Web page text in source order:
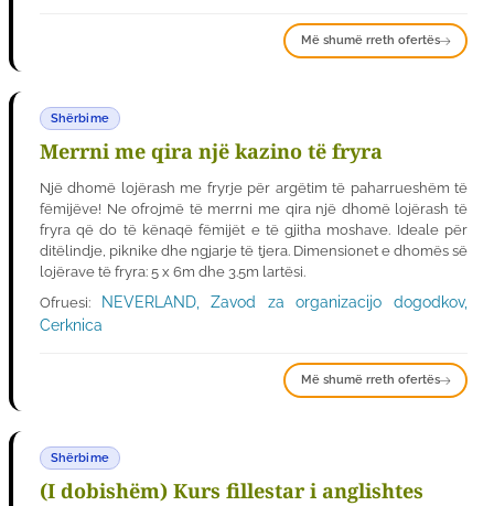
Më shumë rreth ofertës
Shërbime
Merrni me qira një kazino të fryra
Një dhomë lojërash me fryrje për argëtim të paharrueshëm të
fëmijëve! Ne ofrojmë të merrni me qira një dhomë lojërash të
fryra që do të kënaqë fëmijët e të gjitha moshave. Ideale për
ditëlindje, piknike dhe ngjarje të tjera. Dimensionet e dhomës së
lojërave të fryra: 5 x 6m dhe 3.5m lartësi.
Ofruesi:
NEVERLAND, Zavod za organizacijo dogodkov,
Cerknica
Më shumë rreth ofertës
Shërbime
(I dobishëm) Kurs fillestar i anglishtes